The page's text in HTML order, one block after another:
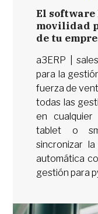
El software
movilidad
de tu
a3ERP |
para la
fuerza de
todas las
en cualquier
tablet o
sincronizar
automática
gestión para